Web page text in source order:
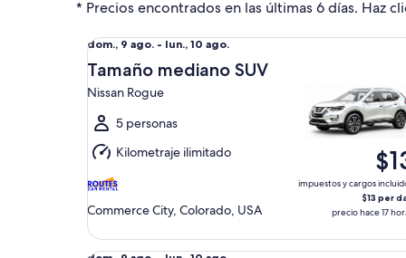
* Precios encontrados en las últimas 6 días. Haz
Del
dom.,
9
ago.
al
lun.,
10
ago.
dom., 9 ago. - lun., 10 ago.
Tamaño mediano SUV
Nissan Rogue
5 personas
Kilometraje ilimitado
Commerce City, Colorado, USA
impuestos y cargos
$13 per
precio hace 17
Tamaño mediano SUV Nissan Rogue
Compacto Hyundai Accent